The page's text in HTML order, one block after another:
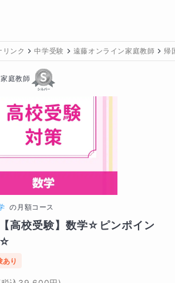
リンク 中学受験 遠藤オンライン家庭教師 帰
庭教師
の 月額コース
高校受験】数学☆ピンポイン
☆
あり